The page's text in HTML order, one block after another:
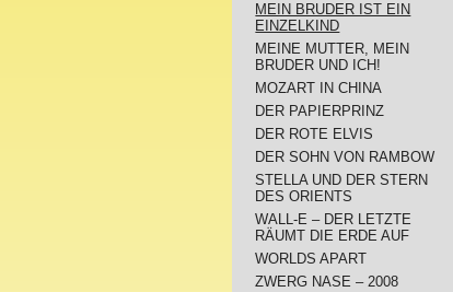
MEIN BRUDER IST EIN
EINZELKIND
MEINE MUTTER, MEIN
BRUDER UND ICH!
MOZART IN CHINA
DER PAPIERPRINZ
DER ROTE ELVIS
DER SOHN VON RAMBOW
STELLA UND DER STERN
DES ORIENTS
WALL-E – DER LETZTE
RÄUMT DIE ERDE AUF
WORLDS APART
ZWERG NASE – 2008